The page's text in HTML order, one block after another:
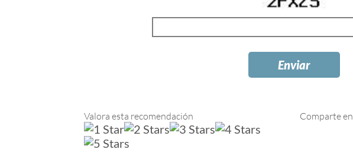
Valora esta recomendación Comparte en